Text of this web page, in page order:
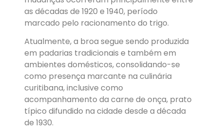
as décadas de 1920 e 1940, período
marcado pelo racionamento do trigo.
Atualmente, a broa segue sendo produzida
em padarias tradicionais e também em
ambientes domésticos, consolidando-se
como presença marcante na culinária
curitibana, inclusive como
acompanhamento da carne de onça, prato
típico difundido na cidade desde a década
de 1930.